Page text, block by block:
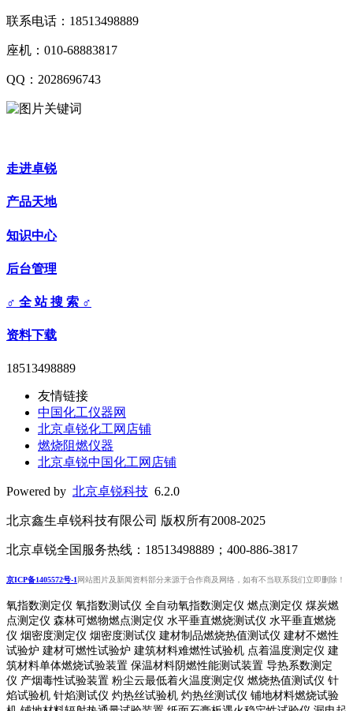
联系电话：18513498889
座机：010-68883817
QQ：2028696743
走进卓锐
产品天地
知识中心
后台管理
♂ 全 站 搜 索 ♂
资料下载
18513498889
友情链接
中国化工仪器网
北京卓锐化工网店铺
燃烧阻燃仪器
北京卓锐中国化工网店铺
Powered by 北京卓锐科技 6.2.0
北京鑫生卓锐科技有限公司 版权所有2008-2025
北京卓锐全国服务热线：18513498889；400-886-3817
京ICP备1405572号-1网站图片及新闻资料部分来源于合作商及网络，如有不当联系我们立即删除！
氧指数测定仪 氧指数测试仪 全自动氧指数测定仪 燃点测定仪 煤炭燃
点测定仪 森林可燃物燃点测定仪 水平垂直燃烧测试仪 水平垂直燃烧
仪 烟密度测定仪 烟密度测试仪 建材制品燃烧热值测试仪 建材不燃性
试验炉 建材可燃性试验炉 建筑材料难燃性试验机 点着温度测定仪 建
筑材料单体燃烧试验装置 保温材料阴燃性能测试装置 导热系数测定
仪 产烟毒性试验装置 粉尘云最低着火温度测定仪 燃烧热值测试仪 针
焰试验机 针焰测试仪 灼热丝试验机 灼热丝测试仪 铺地材料燃烧试验